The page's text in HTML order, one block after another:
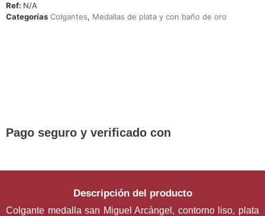
Ref: N/A
Categorías Colgantes, Medallas de plata y con baño de oro
Pago seguro y verificado con
Descripción del producto
Colgante medalla san Miguel Arcángel, contorno liso, plata